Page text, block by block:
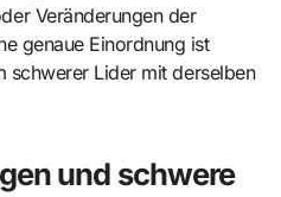
Veränderungen der
genaue Einordnung ist
schwerer Lider mit derselben
und schwere